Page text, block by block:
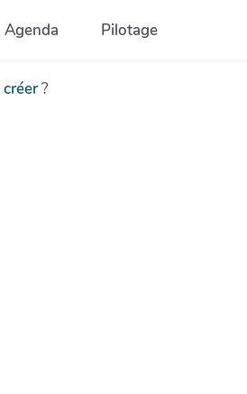
Agenda Pilotage
créer?